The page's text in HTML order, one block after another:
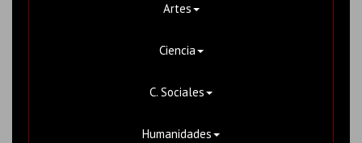
Artes
Ciencia
C. Sociales
Humanidades